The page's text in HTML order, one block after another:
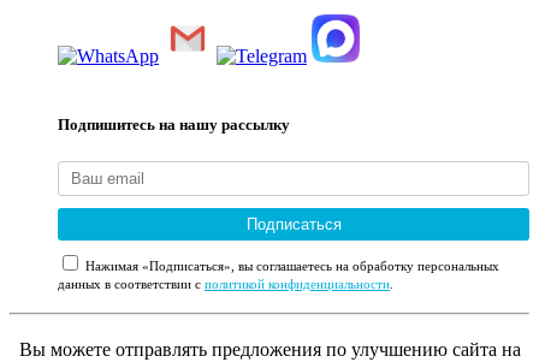
Подпишитесь на нашу рассылку
Подписаться
Нажимая «Подписаться», вы соглашаетесь на обработку персональных
данных в соответствии с политикой конфиденциальности.
Вы можете отправлять предложения по улучшению сайта на